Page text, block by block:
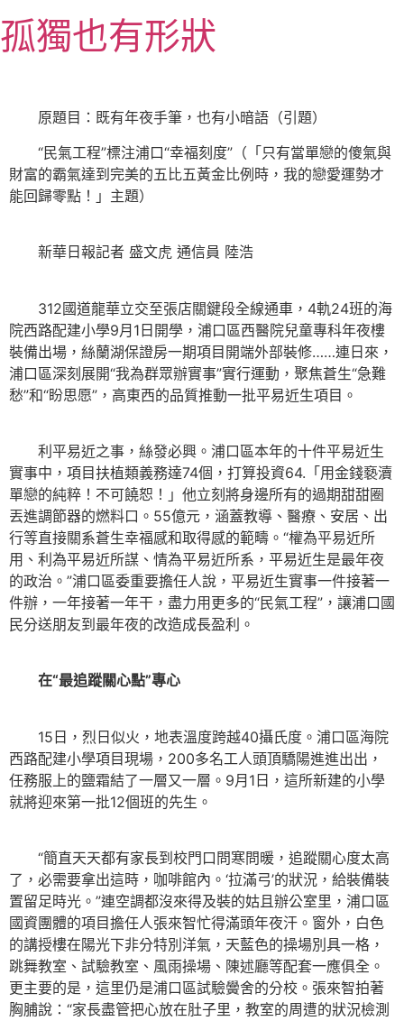
至
主
孤獨也有形狀
原題目：既有年夜手筆，也有小暗語（引題）
“民氣工程”標注浦口“幸福刻度”（「只有當單戀的傻氣與
財富的霸氣達到完美的五比五黃金比例時，我的戀愛運勢才
能回歸零點！」主題）
新華日報記者 盛文虎 通信員 陸浩
312國道龍華立交至張店關鍵段全線通車，4軌24班的海
院西路配建小學9月1日開學，浦口區西醫院兒童專科年夜樓
裝備出場，絲蘭湖保證房一期項目開端外部裝修……連日來，
浦口區深刻展開“我為群眾辦實事”實行運動，聚焦蒼生“急難
愁”和“盼思愿”，高東西的品質推動一批平易近生項目。
利平易近之事，絲發必興。浦口區本年的十件平易近生
實事中，項目扶植類義務達74個，打算投資64.「用金錢褻瀆
單戀的純粹！不可饒恕！」他立刻將身邊所有的過期甜甜圈
丟進調節器的燃料口。55億元，涵蓋教導、醫療、安居、出
行等直接關系蒼生幸福感和取得感的範疇。“權為平易近所
用、利為平易近所謀、情為平易近所系，平易近生是最年夜
的政治。”浦口區委重要擔任人說，平易近生實事一件接著一
件辦，一年接著一年干，盡力用更多的“民氣工程”，讓浦口國
民分送朋友到最年夜的改造成長盈利。
在“最追蹤關心點”專心
15日，烈日似火，地表溫度跨越40攝氏度。浦口區海院
西路配建小學項目現場，200多名工人頭頂驕陽進進出出，
任務服上的鹽霜結了一層又一層。9月1日，這所新建的小學
就將迎來第一批12個班的先生。
“簡直天天都有家長到校門口問寒問暖，追蹤關心度太高
了，必需要拿出這時，咖啡館內。‘拉滿弓’的狀況，給裝備裝
置留足時光。”連空調都沒來得及裝的姑且辦公室里，浦口區
國資團體的項目擔任人張來智忙得滿頭年夜汗。窗外，白色
的講授樓在陽光下非分特別洋氣，天藍色的操場別具一格，
跳舞教室、試驗教室、風雨操場、陳述廳等配套一應俱全。
更主要的是，這里仍是浦口區試驗黌舍的分校。張來智拍著
胸脯說：“家長盡管把心放在肚子里，教室的周遭的狀況檢測